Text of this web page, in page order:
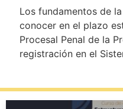
Los fundamentos de
conocer en el plazo
Procesal Penal de la
registración en el